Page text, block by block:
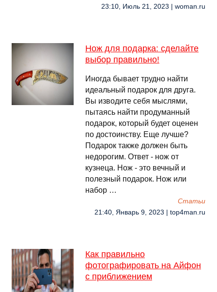
23:10, Июль 21, 2023 | woman.ru
Нож для подарка: сделайте
выбор правильно!
Иногда бывает трудно найти
идеальный подарок для друга.
Вы изводите себя мыслями,
пытаясь найти продуманный
подарок, который будет оценен
по достоинству. Еще лучше?
Подарок также должен быть
недорогим. Ответ - нож от
кузнеца. Нож - это вечный и
полезный подарок. Нож или
набор …
Cтатьи
21:40, Январь 9, 2023 | top4man.ru
Как правильно
фотографировать на Айфон
с приближением